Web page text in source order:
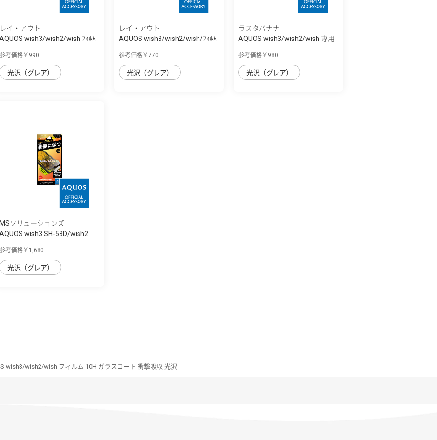
レイ・アウト
AQUOS wish3/wish2/wish ﾌｨﾙﾑ
参考価格￥990
光沢（グレア）
レイ・アウト
AQUOS wish3/wish2/wish/ﾌｨﾙﾑ
参考価格￥770
光沢（グレア）
ラスタバナナ
AQUOS wish3/wish2/wish 専用
参考価格￥980
光沢（グレア）
MSソリューションズ
AQUOS wish3 SH-53D/wish2
参考価格￥1,680
光沢（グレア）
wish3/wish2/wish フィルム 10H ガラスコート 衝撃吸収 光沢